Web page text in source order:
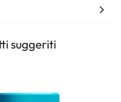
suggeriti